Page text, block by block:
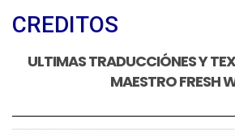
CREDITOS
ULTIMAS TRADUCCIÓNES Y
MAESTRO FRESH